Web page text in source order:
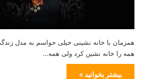
همزمان با خانه نشینی خیلی حواسم به مدل
همه را خانه نشین کرد ولی همه…
بیشتر بخوانید »